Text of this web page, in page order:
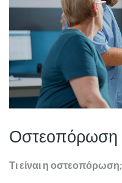
Οστεοπόρωση
Τι είναι η οστεοπόρωση;